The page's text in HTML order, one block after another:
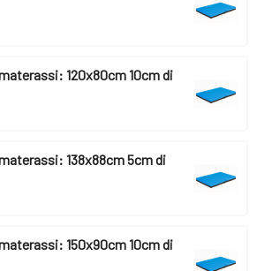
120x80cm 10cm di
138x88cm 5cm di
150x90cm 10cm di